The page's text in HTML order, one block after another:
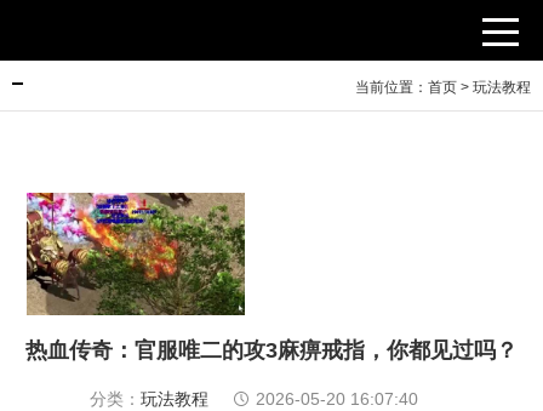
当前位置： 首页 > 玩法教程
热血传奇：官服唯二的攻3麻痹戒指，你都见过吗？
分类： 玩法教程 2026-05-20 16:07:40